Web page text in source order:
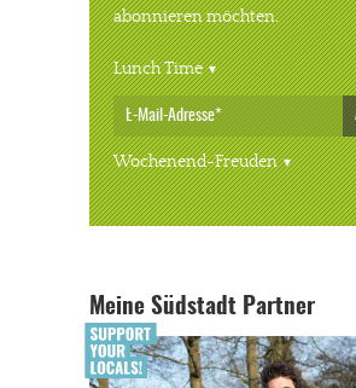
abonnieren möchten.
Lunch Time
Wochenend-Freuden
Meine Südstadt Partner